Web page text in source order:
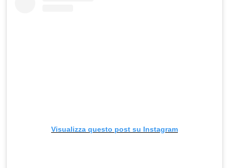
Visualizza questo post su Instagram